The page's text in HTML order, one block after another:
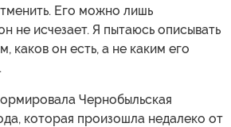
Его можно лишь
не исчезает. Я пытаюсь описывать
каков он есть, а не каким его
Чернобыльская
которая произошла недалеко от